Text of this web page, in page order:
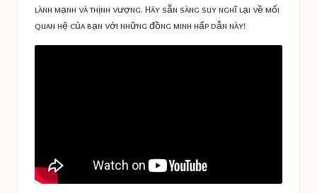
lành mạnh và thịnh vượng. Hãy sẵn sàng suy nghĩ lại về mối
quan hệ của bạn với những đồng minh hấp dẫn này!